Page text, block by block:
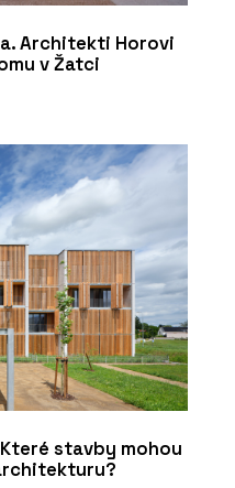
Architekti Horovi
v Žatci
stavby mohou